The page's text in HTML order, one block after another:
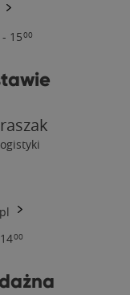
- 1500
00